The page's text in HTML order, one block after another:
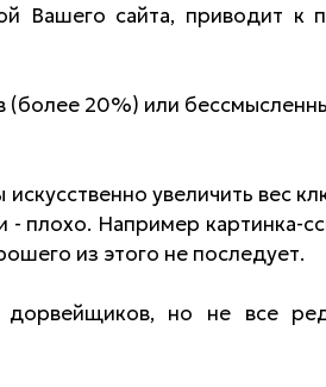
Вашего сайта, приводит к
20%) или
увеличить вес
плохо. Например картинка-
из этого не последует.
дорвейщиков, но не все